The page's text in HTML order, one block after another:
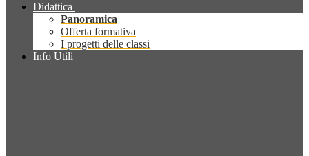
Didattica
Panoramica
Offerta formativa
I progetti delle classi
Info Utili